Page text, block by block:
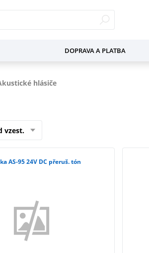
DOPRAVA A PLATBA
hlásiče
vzest.
AS-95 24V DC přeruš. tón